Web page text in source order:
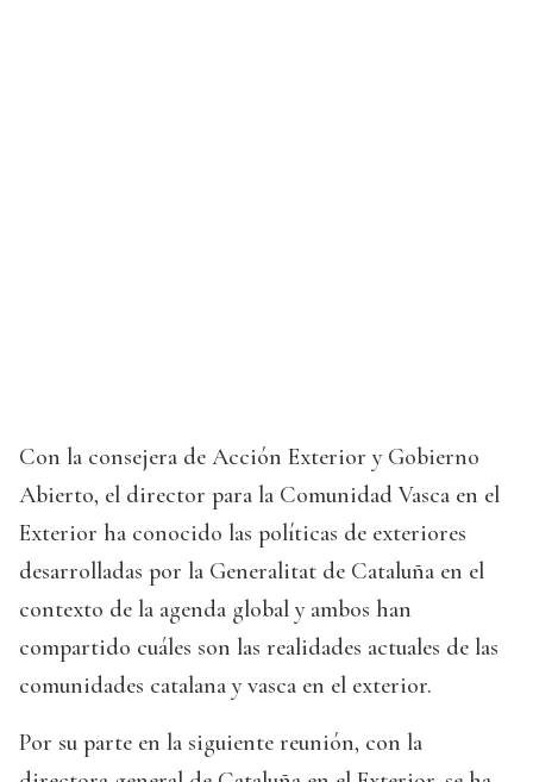
Con la consejera de Acción Exterior y Gobierno
Abierto, el director para la Comunidad Vasca en el
Exterior ha conocido las políticas de exteriores
desarrolladas por la Generalitat de Cataluña en el
contexto de la agenda global y ambos han
compartido cuáles son las realidades actuales de las
comunidades catalana y vasca en el exterior.
Por su parte en la siguiente reunión, con la